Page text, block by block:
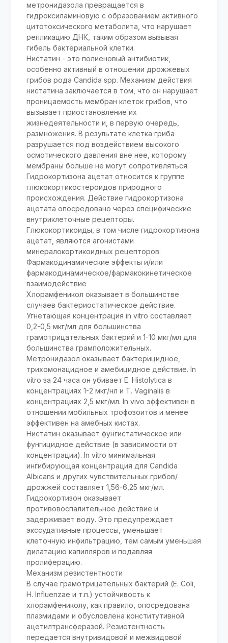
метронидазола превращается в
гидроксиламиновую с образованием активного
цитотоксического метаболита, что нарушает
репликацию ДНК, таким образом вызывая
гибель бактериальной клетки.
Нистатин - это полиеновый антибиотик,
особенно активный в отношении дрожжевых
грибов рода Candida spp. Механизм действия
нистатина заключается в том, что он нарушает
проницаемость мембран клеток грибов, что
вызывает приостановление их
жизнедеятельности и, в первую очередь,
размножения. В результате клетка гриба
разрушается под воздействием высокого
осмотического давления вне нее, которому
мембраны больше не могут сопротивляться.
Гидрокортизона ацетат относится к группе
глюкокортикостероидов природного
происхождения. Действие гидрокортизона
ацетата опосредовано через специфические
внутриклеточные рецепторы.
Глюкокортикоиды, в том числе гидрокортизона
ацетат, являются агонистами
минералокортикоидных рецепторов.
Фармакодинамические эффекты и/или
фармакодинамическое/фармакокинетическое
взаимодействие
Хлорамфеникол оказывает в большинстве
случаев бактериостатическое действие.
Угнетающая концентрация in vitro составляет
0,2-0,5 мкг/мл для большинства
грамотрицательных бактерий и 1-10 мкг/мл для
большинства грамположительных.
Метронидазол оказывает бактерицидное,
трихомонацидное и амебицидное действие. In
vitro за 24 часа он убивает E. Histolytica в
концентрациях 1-2 мкг/нл и T. Vaginalis в
концентрациях 2,5 мкг/мл. In vivo эффективен в
отношении мобильных трофозоитов и менее
эффективен на амебных кистах.
Нистатин оказывает фунгистатическое или
фунгицидное действие (в зависимости от
концентрации). In vitro минимальная
ингибирующая концентрация для Candida
Albicans и других чувствительных грибов/
дрожжей составляет 1,56-6,25 мкг/мл.
Гидрокортизон оказывает
противовоспалительное действие и
задерживает воду. Это предупреждает
экссудативные процессы, уменьшает
клеточную инфильтрацию, тем самым уменьшая
дилатацию капилляров и подавляя
пролиферацию.
Механизм резистентности
В случае грамотрицательных бактерий (E. Coli,
H. Influenzae и т.п.) устойчивость к
хлорамфениколу, как правило, опосредована
плазмидами и обусловлена конститутивной
ацетилтрансферазой. Резистентность
передается внутривидовой и межвидовой